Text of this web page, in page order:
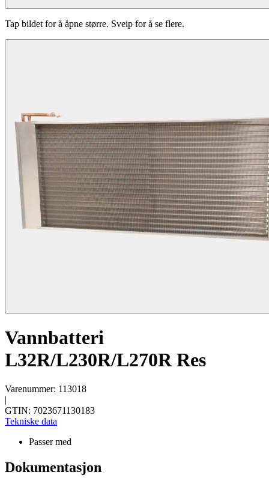
Tap bildet for å åpne større. Sveip for å se flere.
Vannbatteri
L32R/L230R/L270R Res
Varenummer: 113018
|
GTIN: 7023671130183
Tekniske data
Passer med
Dokumentasjon